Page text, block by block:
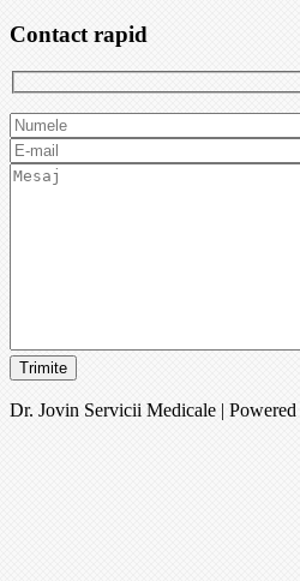
Contact rapid
Dr. Jovin Servicii Medicale |